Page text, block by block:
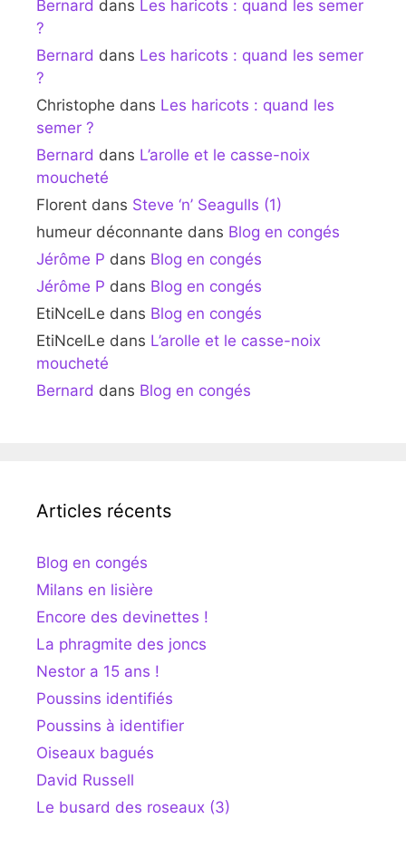
Bernard dans Les haricots : quand les semer
?
Bernard dans Les haricots : quand les semer
?
Christophe dans Les haricots : quand les
semer ?
Bernard dans L’arolle et le casse-noix
moucheté
Florent dans Steve ‘n’ Seagulls (1)
humeur déconnante dans Blog en congés
Jérôme P dans Blog en congés
Jérôme P dans Blog en congés
EtiNcelLe dans Blog en congés
EtiNcelLe dans L’arolle et le casse-noix
moucheté
Bernard dans Blog en congés
Articles récents
Blog en congés
Milans en lisière
Encore des devinettes !
La phragmite des joncs
Nestor a 15 ans !
Poussins identifiés
Poussins à identifier
Oiseaux bagués
David Russell
Le busard des roseaux (3)